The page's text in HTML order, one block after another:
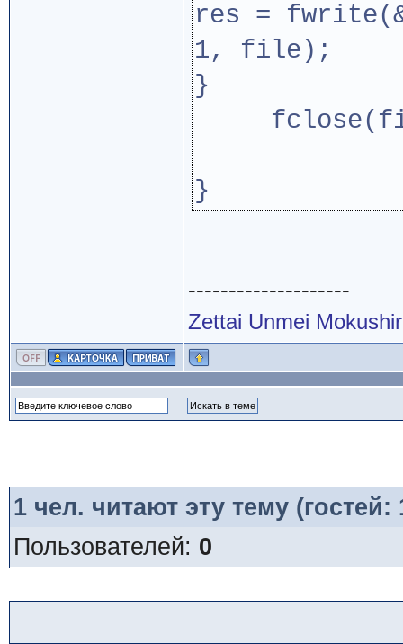
res =
1, file);
}
}
--------------------
Zettai Unmei
1чел. читают эту тему
Пользователей: 0